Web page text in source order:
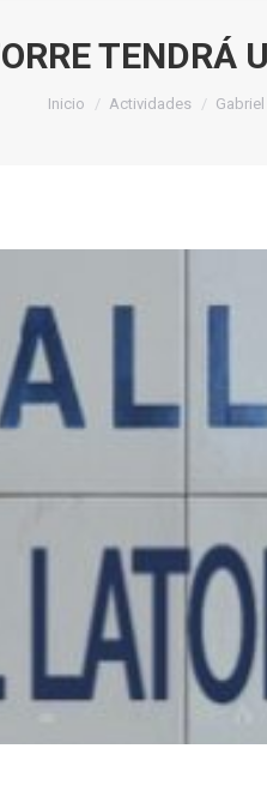
TENDRÁ
Estás aquí:
Inicio Actividades